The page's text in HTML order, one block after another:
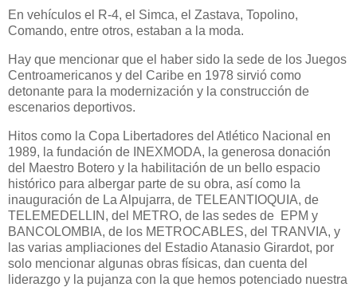
En vehículos el R-4, el Simca, el Zastava, Topolino,
Comando, entre otros, estaban a la moda.
Hay que mencionar que el haber sido la sede de los Juegos
Centroamericanos y del Caribe en 1978 sirvió como
detonante para la modernización y la construcción de
escenarios deportivos.
Hitos como la Copa Libertadores del Atlético Nacional en
1989, la fundación de INEXMODA, la generosa donación
del Maestro Botero y la habilitación de un bello espacio
histórico para albergar parte de su obra, así como la
inauguración de La Alpujarra, de TELEANTIOQUIA, de
TELEMEDELLIN, del METRO, de las sedes de EPM y
BANCOLOMBIA, de los METROCABLES, del TRANVIA, y
las varias ampliaciones del Estadio Atanasio Girardot, por
solo mencionar algunas obras físicas, dan cuenta del
liderazgo y la pujanza con la que hemos potenciado nuestra